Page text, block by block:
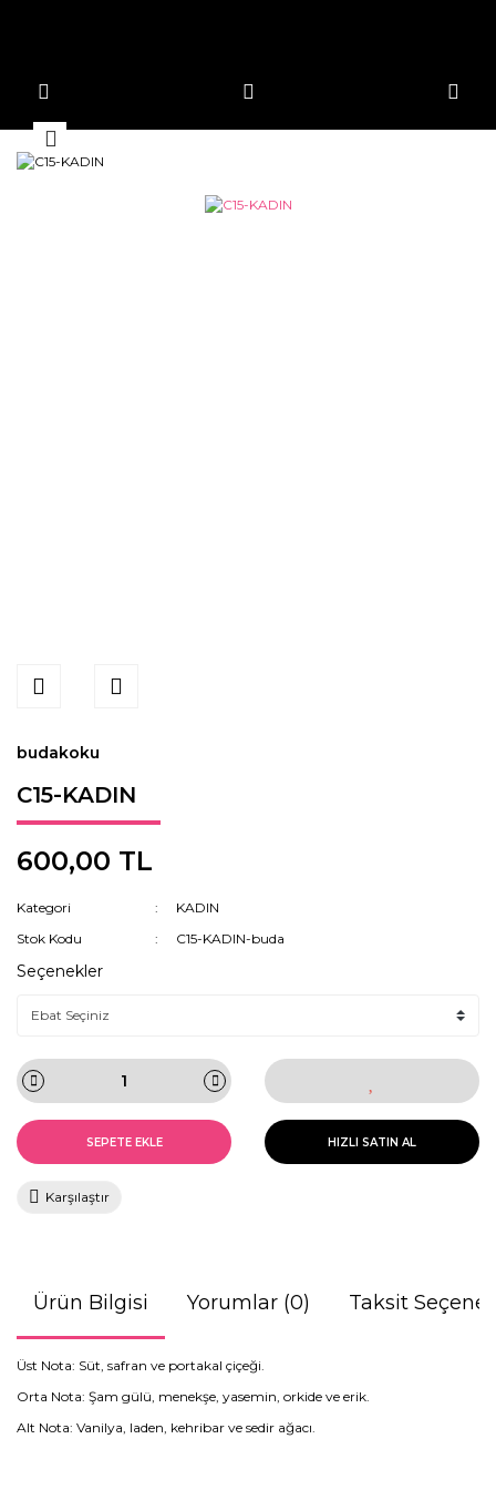
budakoku
C15-KADIN
600,00 TL
Kategori
KADIN
Stok Kodu
C15-KADIN-buda
Seçenekler
SEPETE EKLE HIZLI SATIN AL
Karşılaştır
Ürün Bilgisi Yorumlar (0) Taksit
Üst Nota: Süt, safran ve portakal çiçeği.
Orta Nota: Şam gülü, menekşe, yasemin, orkide ve erik.
Alt Nota: Vanilya, laden, kehribar ve sedir ağacı.